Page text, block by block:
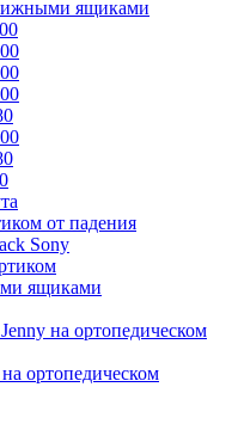
ящиками
от падения
Sony
ящиками
на ортопедическом
ортопедическом